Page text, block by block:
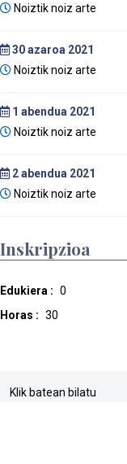
Noiztik noiz arte
30azaroa 2021
Noiztik noiz arte
1 abendua 2021
Noiztik noiz arte
2abendua 2021
Noiztik noiz arte
Inskripzioa
Edukiera : 0
Horas : 30
Klik batean bilatu